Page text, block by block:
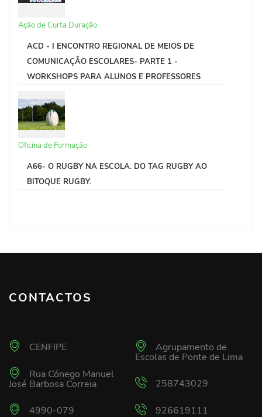
Ação de Curta Duração
ACD - I ENCONTRO REGIONAL DE MEIOS DE
COMUNICAÇÃO ESCOLARES- PARTE 1 -
WORKSHOPS PARA ALUNOS E PROFESSORES
Oficina de Formação
A66- O RUGBY NA ESCOLA. DO TAG RUGBY AO
BITOQUE RUGBY.
CONTACTOS
CENFIPE
Rua Cónego Manuel
José Barbosa Correia
4990-079
Agrupamento de
Escolas de Ponte de Lima
258743029
926619111